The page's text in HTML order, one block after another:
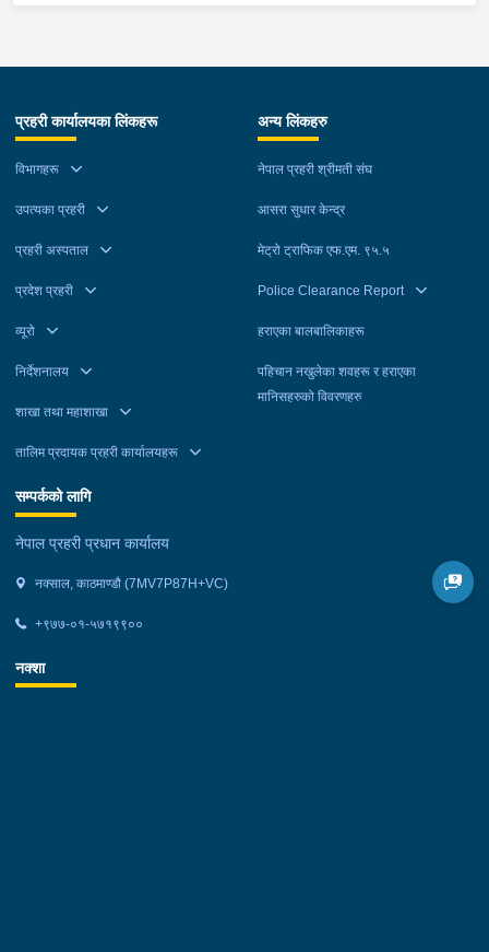
प्रहरी कार्यालयका लिंकहरू
विभागहरू
उपत्यका प्रहरी
प्रहरी अस्पताल
प्रदेश प्रहरी
व्यूरो
निर्देशनालय
शाखा तथा महाशाखा
तालिम प्रदायक प्रहरी कार्यालयहरू
अन्य लिंकहरु
नेपाल प्रहरी श्रीमती संघ
आसरा सुधार केन्द्र
मेट्रो ट्राफिक एफ.एम. ९५.५
Police Clearance Report
हराएका बालबालिकाहरू
पहिचान नखुलेका शवहरू र हराएका
मानिसहरुको विवरणहरु
सम्पर्कको लागि
नेपाल प्रहरी प्रधान कार्यालय
नक्साल, काठमाण्डौ (7MV7P87H+VC)
+९७७-०१-५७१९९००
नक्शा